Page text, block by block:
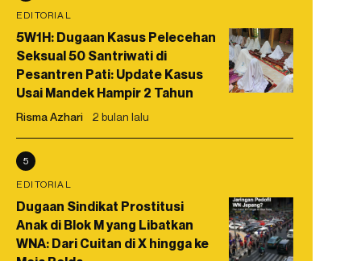
EDITORIAL
5W1H: Dugaan Kasus Pelecehan
Seksual 50 Santriwati di
Pesantren Pati: Update Kasus
Usai Mandek Hampir 2 Tahun
Risma Azhari 2 bulan lalu
5
EDITORIAL
Dugaan Sindikat Prostitusi
Anak di Blok M yang Libatkan
WNA: Dari Cuitan di X hingga ke